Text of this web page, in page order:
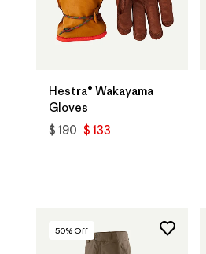
Hestra® Wakayama
Gloves
$ 190 $ 133
50% Off